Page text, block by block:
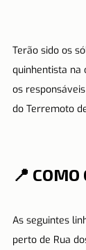
Terão sido os
quinhentista na
os
do Terremoto
📍 COMO
As seguintes
perto de Rua